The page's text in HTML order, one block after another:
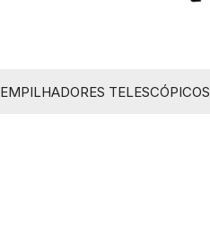
EMPILHADORES TELESCÓPICOS